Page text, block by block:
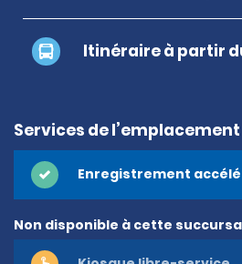
Itinéraire à partir
Services de l’emplacement
Enregistrement
Non disponible à cette